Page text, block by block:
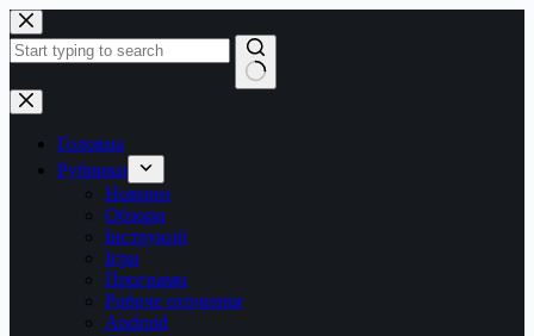
Перейти
до
вмісту
Немає
результатів
Головна
Рубрики
Новини
Обзори
Інструкції
Ігри
Програми
Робоче оточення
Android